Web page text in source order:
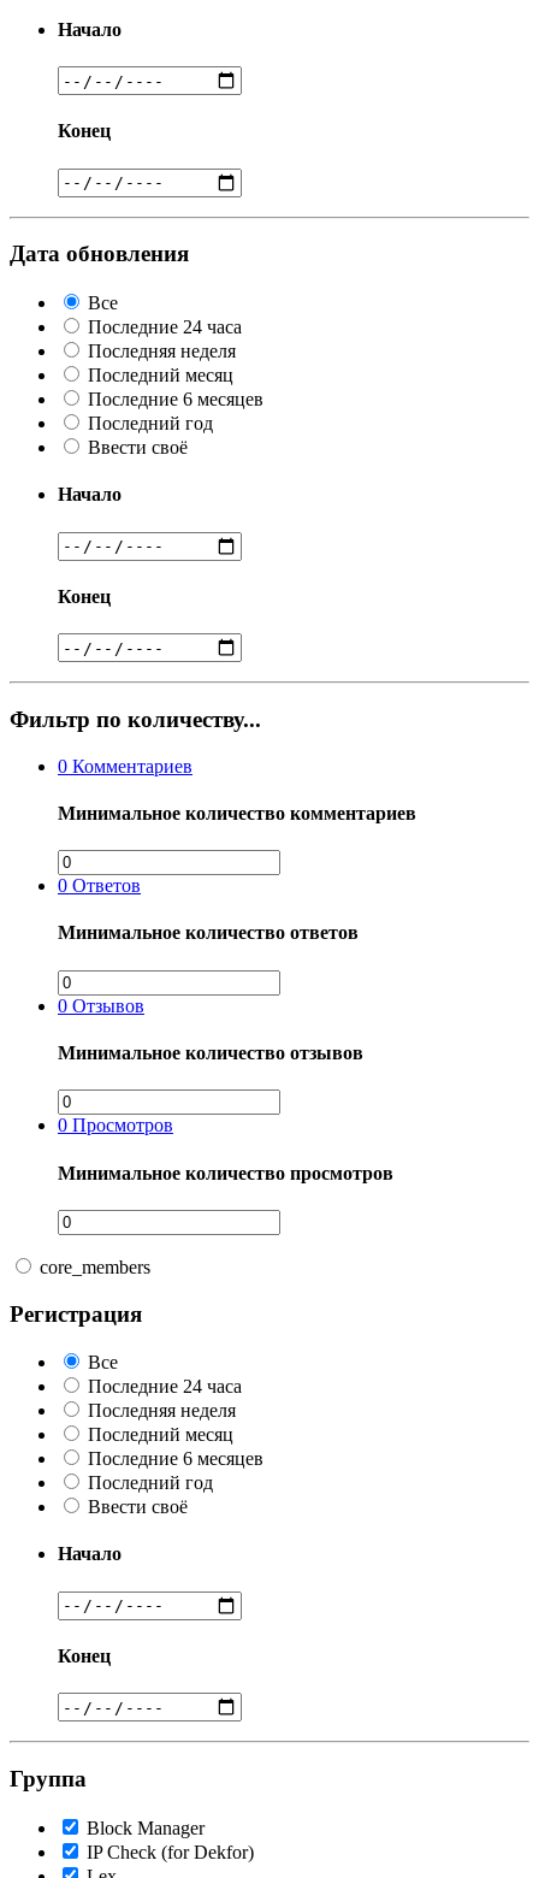
Начало
Конец
Дата обновления
Все
Последние 24 часа
Последняя неделя
Последний месяц
Последние 6 месяцев
Последний год
Ввести своё
Начало
Конец
Фильтр по количеству...
0 Комментариев
Минимальное количество комментариев
0 Ответов
Минимальное количество ответов
0 Отзывов
Минимальное количество отзывов
0 Просмотров
Минимальное количество просмотров
core_members
Регистрация
Все
Последние 24 часа
Последняя неделя
Последний месяц
Последние 6 месяцев
Последний год
Ввести своё
Начало
Конец
Группа
Block Manager
IP Check (for Dekfor)